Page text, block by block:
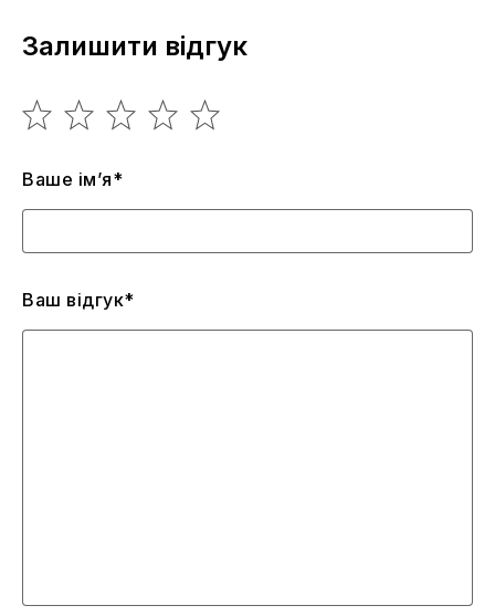
Залишити відгук
Ваше ім’я*
Ваш відгук*